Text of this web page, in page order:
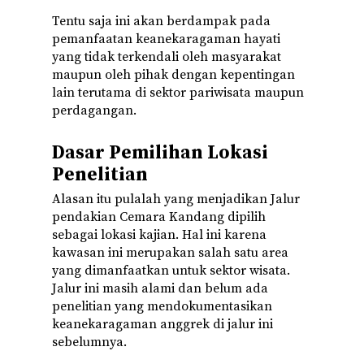
Tentu saja ini akan berdampak pada
pemanfaatan keanekaragaman hayati
yang tidak terkendali oleh masyarakat
maupun oleh pihak dengan kepentingan
lain terutama di sektor pariwisata maupun
perdagangan.
Dasar Pemilihan Lokasi
Penelitian
Alasan itu pulalah yang menjadikan Jalur
pendakian Cemara Kandang dipilih
sebagai lokasi kajian. Hal ini karena
kawasan ini merupakan salah satu area
yang dimanfaatkan untuk sektor wisata.
Jalur ini masih alami dan belum ada
penelitian yang mendokumentasikan
keanekaragaman anggrek di jalur ini
sebelumnya.